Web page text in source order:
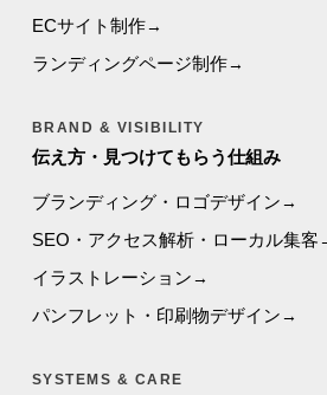
ECサイト制作
ランディングページ制作
BRAND & VISIBILITY
伝え方・見つけてもらう仕組み
ブランディング・ロゴデザイン
SEO・アクセス解析・ローカル集客
イラストレーション
パンフレット・印刷物デザイン
SYSTEMS & CARE